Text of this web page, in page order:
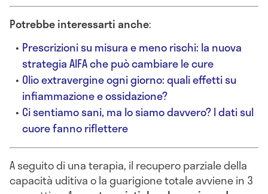
Potrebbe interessarti anche:
Prescrizioni su misura e meno rischi: la nuova
strategia AIFA che può cambiare le cure
Olio extravergine ogni giorno: quali effetti su
infiammazione e ossidazione?
Ci sentiamo sani, ma lo siamo davvero? I dati sul
cuore fanno riflettere
A seguito di una terapia, il recupero parziale della
capacità uditiva o la guarigione totale avviene in 3